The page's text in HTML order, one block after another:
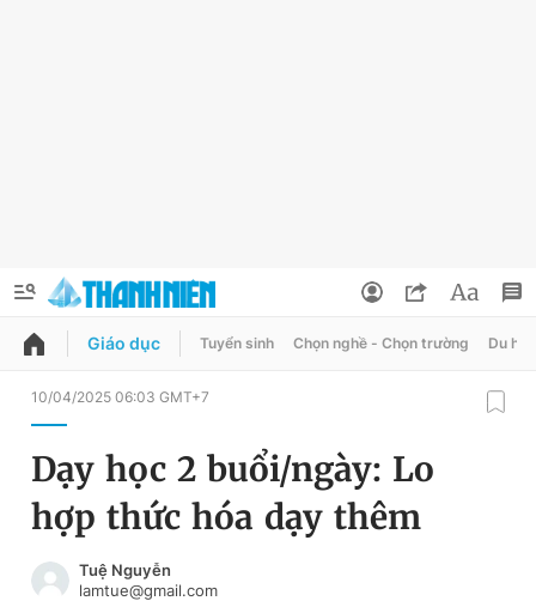
QUẢNG CÁO ĐẶT BÁO
Chuyên mục
Chuyên mục khác
Đổi mật khẩu
Tin đã lưu
Tin đã xem
Giáo dục Tuyển sinh Chọn nghề - Chọn trường Du học
10/04/2025 06:03 GMT+7
Dạy học 2 buổi/ngày: Lo
hợp thức hóa dạy thêm
Tuệ Nguyễn
lamtue@gmail.com